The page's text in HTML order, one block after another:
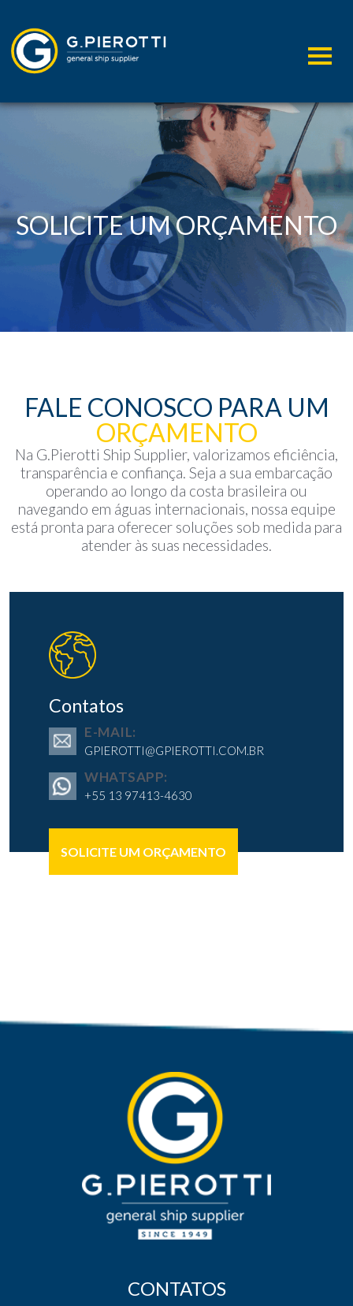
SOLICITE UM ORÇAMENTO
FALE CONOSCO PARA UM
ORÇAMENTO
Na G.Pierotti Ship Supplier, valorizamos eficiência,
transparência e confiança. Seja a sua embarcação
operando ao longo da costa brasileira ou
navegando em águas internacionais, nossa equipe
está pronta para oferecer soluções sob medida para
atender às suas necessidades.
Contatos
E-MAIL:
GPIEROTTI@GPIEROTTI.COM.BR
WHATSAPP:
+55 13 97413-4630
SOLICITE UM ORÇAMENTO
CONTATOS